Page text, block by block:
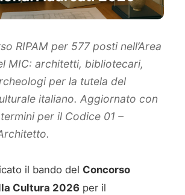
RIPAM per 577 posti nell’Area
MIC: architetti, bibliotecari,
per la tutela del
italiano. Aggiornato con
per il Codice 01 –
il bando del Concorso
Cultura 2026 per il